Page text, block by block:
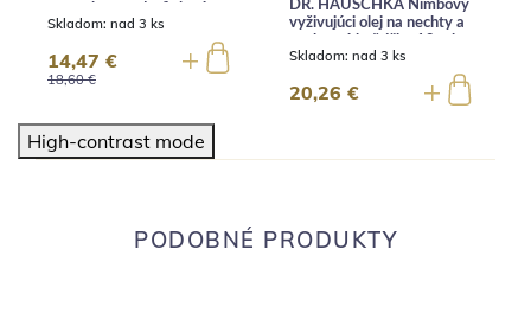
trblietky 12 ml
Skladom: nad 3 ks
18,60 €
14,47 €
DR. HAUSCHKA Nimbový
vyživujúci olej na nechty a
Skladom: nad 3 ks
20,26 €
High-contrast mode
PODOBNÉ PRODUKTY